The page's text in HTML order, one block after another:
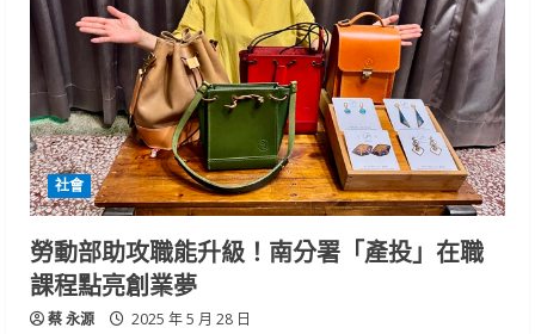
年
人
工
培
育
珊
瑚，
親
水
廣
場
清
涼
開
放，
鸚
鸚
見
面
社會
勞動部助攻職能升級！南分署「產投」在職
課程點亮創業夢
蔡 永源 2025 年 5 月 28 日